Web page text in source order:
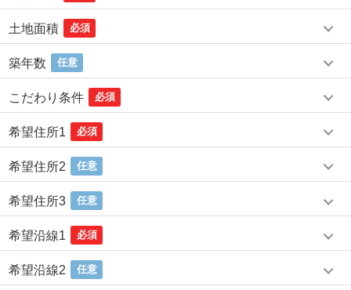
土地面積 必須
築年数 任意
こだわり条件 必須
希望住所1 必須
希望住所2 任意
希望住所3 任意
希望沿線1 必須
希望沿線2 任意